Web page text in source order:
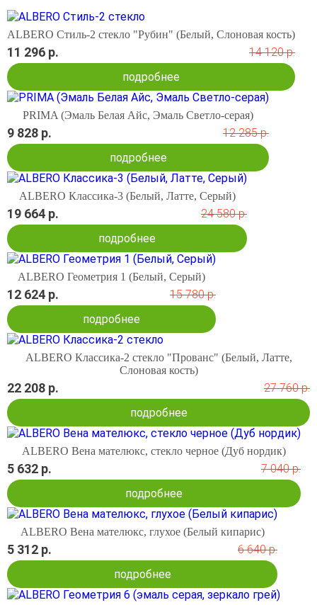
ALBERO Стиль-2 стекло "Рубин" (Белый, Слоновая кость)
11 296 р.
14 120 р.
подробнее
PRIMA (Эмаль Белая Айс, Эмаль Светло-серая)
9 828 р.
12 285 р.
подробнее
ALBERO Классика-3 (Белый, Латте, Серый)
19 664 р.
24 580 р.
подробнее
ALBERO Геометрия 1 (Белый, Серый)
12 624 р.
15 780 р.
подробнее
ALBERO Классика-2 стекло "Прованс" (Белый, Латте,
Слоновая кость)
22 208 р.
27 760 р.
подробнее
ALBERO Вена мателюкс, стекло черное (Дуб нордик)
5 632 р.
7 040 р.
подробнее
ALBERO Вена мателюкс, глухое (Белый кипарис)
5 312 р.
6 640 р.
подробнее